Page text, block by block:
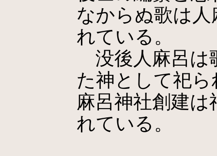
なからぬ歌は
れている。
没後人麻呂は
た神として祀
麻呂神社創建は
れている。